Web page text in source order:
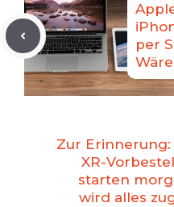
per
Zur Erinnerung:
XR-
starten
wird alles